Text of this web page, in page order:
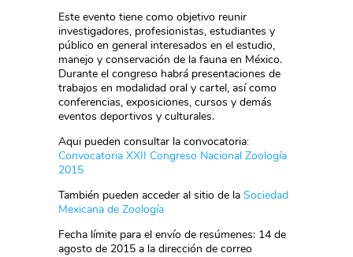
Este evento tiene como objetivo reunir
investigadores, profesionistas, estudiantes y
público en general interesados en el estudio,
manejo y conservación de la fauna en México.
Durante el congreso habrá presentaciones de
trabajos en modalidad oral y cartel, así como
conferencias, exposiciones, cursos y demás
eventos deportivos y culturales.
Aqui pueden consultar la convocatoria:
Convocatoria XXII Congreso Nacional Zoología
2015
También pueden acceder al sitio de la Sociedad
Mexicana de Zoología
Fecha límite para el envío de resúmenes: 14 de
agosto de 2015 a la dirección de correo